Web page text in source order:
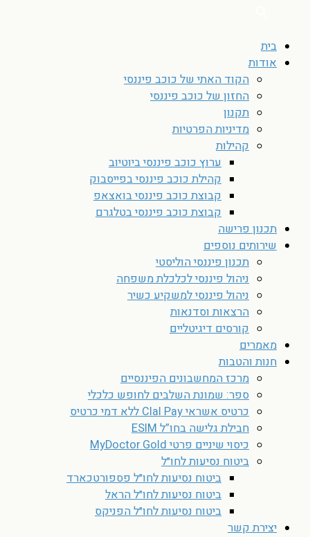
בית
אודות
הקוד האתי של כוכב פיננסי
החזון של כוכב פיננסי
תקנון
מדיניות הפרטיות
קהילות
ערוץ כוכב פיננסי ביוטיוב
קהילת כוכב פיננסי בפייסבוק
קבוצת כוכב פיננסי בואצאפ
קבוצת כוכב פיננסי בטלגרם
תכנון פרישה
שירותים נוספים
תכנון פיננסי הוליסטי
ניהול פיננסי לכלכלת משפחה
ניהול פיננסי למשקיע כשיר
הרצאות וסדנאות
קורסים דיגיטליים
מאמרים
חנות והטבות
מרכז המחשבונים הפיננסיים
ספר: שמונת השלבים לחופש כלכלי
כרטיס אשראי Clal Pay ללא דמי כרטיס
חבילת גלישה בחו”ל ESIM
כיסוי שיניים פרטי MyDoctor Gold
ביטוח נסיעות לחו״ל
ביטוח נסיעות לחו״ל פספורטכארד
ביטוח נסיעות לחו״ל הראל
ביטוח נסיעות לחו״ל הפניקס
יצירת קשר